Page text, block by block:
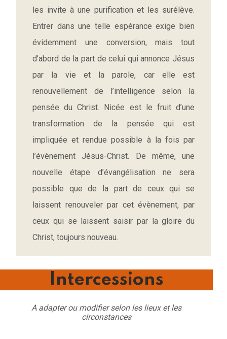
les invite à une purification et les surélève.
Entrer dans une telle espérance exige bien
évidemment une conversion, mais tout
d’abord de la part de celui qui annonce Jésus
par la vie et la parole, car elle est
renouvellement de l’intelligence selon la
pensée du Christ. Nicée est le fruit d’une
transformation de la pensée qui est
impliquée et rendue possible à la fois par
l’évènement Jésus-Christ. De même, une
nouvelle étape d’évangélisation ne sera
possible que de la part de ceux qui se
laissent renouveler par cet évènement, par
ceux qui se laissent saisir par la gloire du
Christ, toujours nouveau.
Intercessions
A adapter ou modifier selon les lieux et les
circonstances